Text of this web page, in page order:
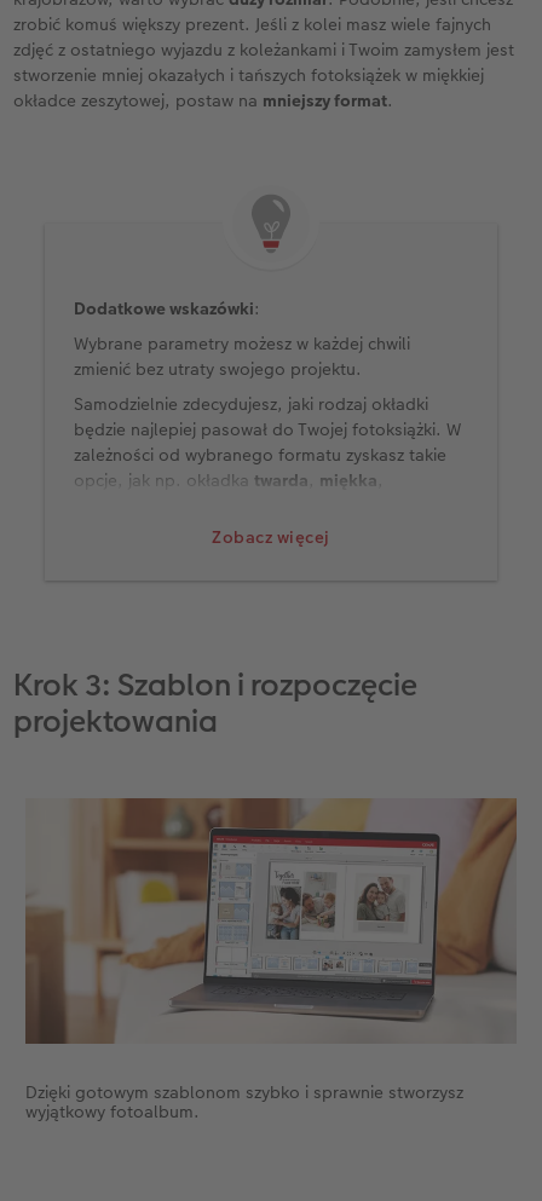
zrobić komuś większy prezent. Jeśli z kolei masz wiele fajnych
zdjęć z ostatniego wyjazdu z koleżankami i Twoim zamysłem jest
stworzenie mniej okazałych i tańszych fotoksiążek w miękkiej
okładce zeszytowej, postaw na mniejszy format.
Zobacz więcej
Dodatkowe wskazówki:
Wybrane parametry możesz w każdej chwili
zmienić bez utraty swojego projektu.
Samodzielnie zdecydujesz, jaki rodzaj okładki
będzie najlepiej pasował do Twojej fotoksiążki. W
zależności od wybranego formatu zyskasz takie
opcje, jak np. okładkatwarda miękka
Wybierz także papier - masz tu wiele opcji: papier
Krok 3: Szablon i rozpoczęcie
projektowania
Dzięki gotowym szablonom szybko i sprawnie stworzysz
wyjątkowy fotoalbum.